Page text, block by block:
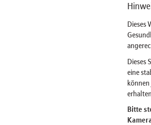
Dieses
Dieses
eine
Bitte